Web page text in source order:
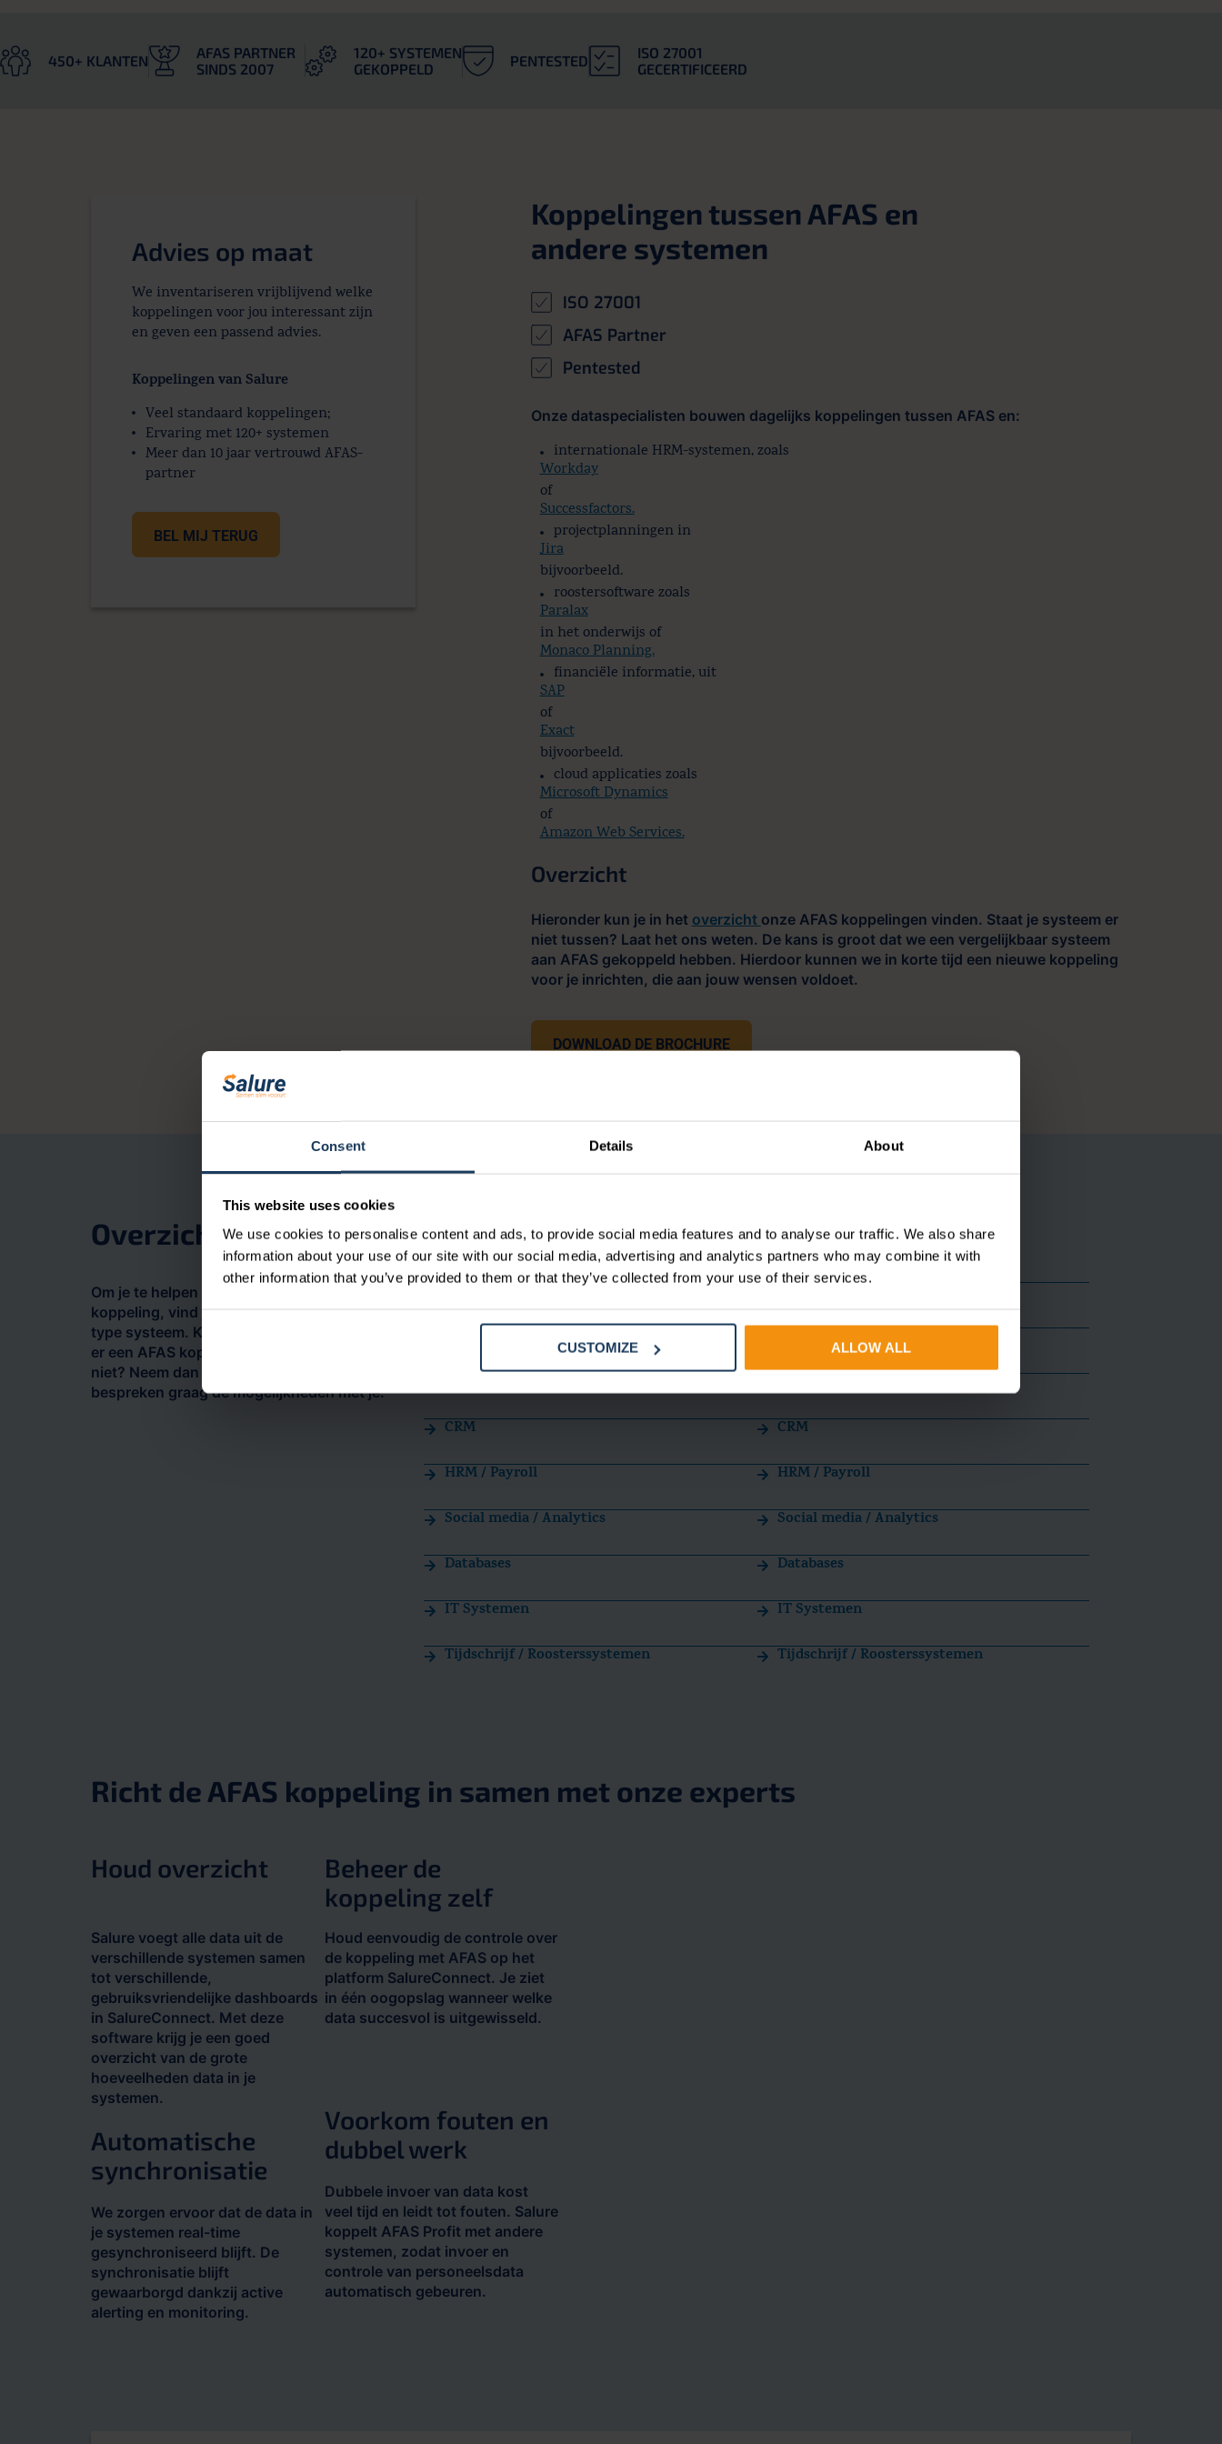
Consent Details About
This website uses cookies
We use cookies to personalise content and ads, to provide social media features and to analyse our traffic. We also share
information about your use of our site with our social media, advertising and analytics partners who may combine it with
other information that you’ve provided to them or that they’ve collected from your use of their services.
CUSTOMIZE ALLOW ALL
450+ KLANTEN
AFAS PARTNER
SINDS 2007
120+ SYSTEMEN
GEKOPPELD
PENTESTED
ISO 27001
GECERTIFICEERD
Advies op maat
We inventariseren vrijblijvend welke
koppelingen voor jou interessant zijn
en geven een passend advies.
Koppelingen van Salure
Veel standaard koppelingen;
Ervaring met 120+ systemen
Meer dan 10 jaar vertrouwd AFAS-
partner
BEL MIJ TERUG
Koppelingen tussen AFAS en
andere systemen
ISO 27001
AFAS Partner
Pentested
Onze dataspecialisten bouwen dagelijks koppelingen tussen AFAS en:
internationale HRM-systemen, zoals
Workday
of
Successfactors.
projectplanningen in
Jira
bijvoorbeeld.
roostersoftware zoals
Paralax
in het onderwijs of
Monaco Planning.
financiële informatie, uit
SAP
of
Exact
bijvoorbeeld.
cloud applicaties zoals
Microsoft Dynamics
of
Amazon Web Services.
Overzicht
Hieronder kun je in het overzicht onze AFAS koppelingen vinden. Staat je systeem er
niet tussen? Laat het ons weten. De kans is groot dat we een vergelijkbaar systeem
aan AFAS gekoppeld hebben. Hierdoor kunnen we in korte tijd een nieuwe koppeling
voor je inrichten, die aan jouw wensen voldoet.
DOWNLOAD DE BROCHURE
Overzicht AFAS koppelingen
Om je te helpen in jouw zoektocht naar een
koppeling, vind je hieronder de koppelingen per
type systeem. Kies een categorie om te zien of
er een AFAS koppeling is voor je systeem. Zo
niet? Neem dan gerust contact met ons op. We
bespreken graag de mogelijkheden met je.
Collaborating / communicatie
CRM
HRM / Payroll
Social media / Analytics
Databases
IT Systemen
Tijdschrijf / Roosterssystemen
Financieel
CRM
HRM / Payroll
Social media / Analytics
Databases
IT Systemen
Tijdschrijf / Roosterssystemen
Richt de AFAS koppeling in samen met onze experts
Houd overzicht
Salure voegt alle data uit de
verschillende systemen samen
tot verschillende,
gebruiksvriendelijke dashboards
in SalureConnect. Met deze
software krijg je een goed
overzicht van de grote
hoeveelheden data in je
systemen.
Automatische
synchronisatie
We zorgen ervoor dat de data in
je systemen real-time
gesynchroniseerd blijft. De
synchronisatie blijft
gewaarborgd dankzij active
alerting en monitoring.
Beheer de
koppeling zelf
Houd eenvoudig de controle over
de koppeling met AFAS op het
platform SalureConnect. Je ziet
in één oogopslag wanneer welke
data succesvol is uitgewisseld.
Voorkom fouten en
dubbel werk
Dubbele invoer van data kost
veel tijd en leidt tot fouten. Salure
koppelt AFAS Profit met andere
systemen, zodat invoer en
controle van personeelsdata
automatisch gebeuren.